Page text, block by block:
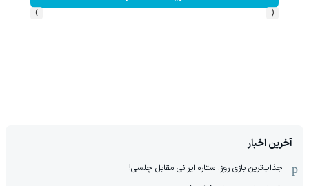
‹
›
آخرین اخبار
جذاب‌ترین بازی روز: ستاره ایرانی مقابل چلسی!